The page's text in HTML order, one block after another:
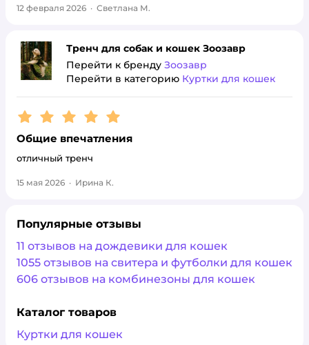
12 февраля 2026 · Светлана М.
Тренч для собак и кошек Зоозавр
Перейти к бренду Зоозавр
Перейти в категорию Куртки для кошек
Рейтинг:5
Общие впечатления
отличный тренч
15 мая 2026 · Ирина К.
Популярные отзывы
11 отзывов на дождевики для кошек
1055 отзывов на свитера и футболки для кошек
606 отзывов на комбинезоны для кошек
Каталог товаров
Куртки для кошек